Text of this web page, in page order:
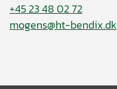
+45 23 48 02 72
mogens@ht-bendix.dk